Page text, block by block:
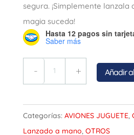
segura. ¡Simplemente
magia suceda!
Hasta 12 pagos sin
Saber más
Añadir
Categorías: AVIONES JUGUETE,
Lanzado a mano, OTROS